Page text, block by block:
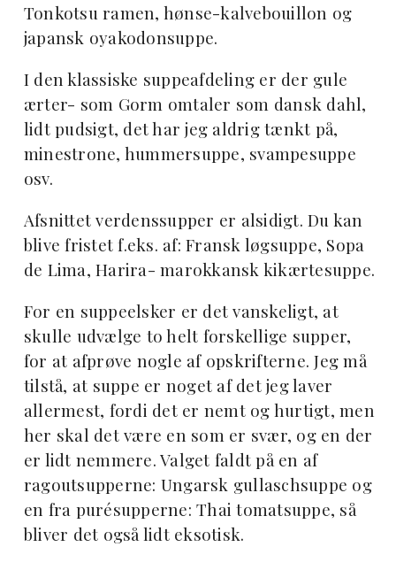
Tonkotsu ramen, hønse-kalvebouillon og
japansk oyakodonsuppe.
I den klassiske suppeafdeling er der gule
ærter- som Gorm omtaler som dansk dahl,
lidt pudsigt, det har jeg aldrig tænkt på,
minestrone, hummersuppe, svampesuppe
osv.
Afsnittet verdenssupper er alsidigt. Du kan
blive fristet f.eks. af: Fransk løgsuppe, Sopa
de Lima, Harira- marokkansk kikærtesuppe.
For en suppeelsker er det vanskeligt, at
skulle udvælge to helt forskellige supper,
for at afprøve nogle af opskrifterne. Jeg må
tilstå, at suppe er noget af det jeg laver
allermest, fordi det er nemt og hurtigt, men
her skal det være en som er svær, og en der
er lidt nemmere. Valget faldt på en af
ragoutsupperne: Ungarsk gullaschsuppe og
en fra purésupperne: Thai tomatsuppe, så
bliver det også lidt eksotisk.